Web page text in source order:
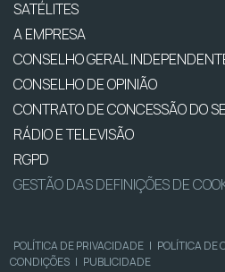
SATÉLITES
A EMPRESA
CONSELHO GERAL
CONSELHO DE OPINIÃO
CONTRATO DE CONCESSÃO DO
RÁDIO E TELEVISÃO
RGPD
GESTÃO DAS DEFINIÇÕES DE
POLÍTICA DE PRIVACIDADE | POLÍTICA DE
CONDIÇÕES | PUBLICIDADE